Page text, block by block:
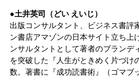
●土井英司（どい えいじ）
出版コンサルタント、ビジネス書評
ン書店アマゾンの日本サイト立ち上
ンサルタントとして著者のブランデ
を突破した『人生がときめく片づけ
数。著書に『成功読書術』（ゴマブ